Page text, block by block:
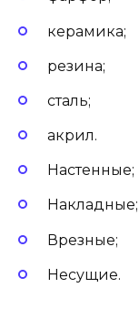
керамика;
резина;
сталь;
акрил.
Настенные;
Накладные;
Врезные;
Несущие.